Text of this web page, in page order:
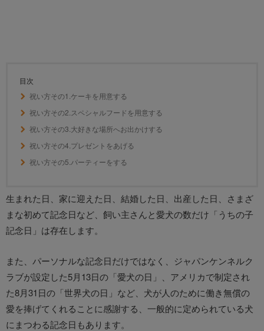
目次
祝い方その1.ケーキを用意する
祝い方その2.スペシャルフードを用意する
祝い方その3.大好きな場所へお出かけする
祝い方その4.プレゼントをあげる
祝い方その5.パーティーをする
生まれた日、家に迎えた日、結婚した日、出産した日、さまざ
まな初めて記念日など、飼い主さんと愛犬の数だけ「うちの子
記念日」は存在します。
また、パーソナルな記念日だけではなく、ジャパンケンネルク
ラブが設定した5月13日の「愛犬の日」、アメリカで制定され
た8月31日の「世界犬の日」など、犬が人のために働き無償の
愛を捧げてくれることに感謝する、一般的に定められている犬
にまつわる記念日もあります。